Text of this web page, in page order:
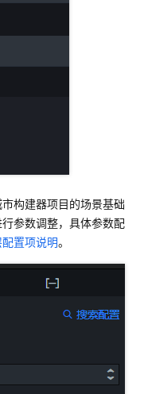
构建器项目的场景基础
参数调整，具体参数配
置项说明。